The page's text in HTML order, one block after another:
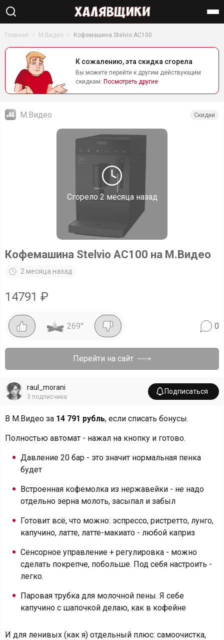
Главная М.Видео Кофемашина Stelvio AC100
К сожалению, эта скидка сгорела
Вы можете перейти к другим действующим
скидкам. Посмотреть другие
Сгорело 2 месяца назад
М.Видео Скидки
Кофемашина Stelvio AC100 на М.Видео
2 месяца назад
14791 ₽
269° 0
Перейти на сайт
raul_morani
3 подписчика
Подписаться
В М.Видео за 14 791 рубль, если списать бонусы.
Полностью автомат - нажал на кнопку и готово.
Давление 20 бар - это значит нормальная пенка
будет
Встроенная кофемолка из нержавейки - не надо
отдельно зерна молоть, засыпал и забыл
Готовит всё, что можно: эспрессо, ристретто, лунго,
капучино, латте, латте-макиато - любой каприз
Сенсорное управление + регулировка - можно
сделать покрепче, побольше. Под себя настроить -
легко.
Паровая трубка для молочной пены. Я себе
капучино с шапочкой делаю, как в кофейне
И для ленивых (как я) отдельный плюс: самоочистка,